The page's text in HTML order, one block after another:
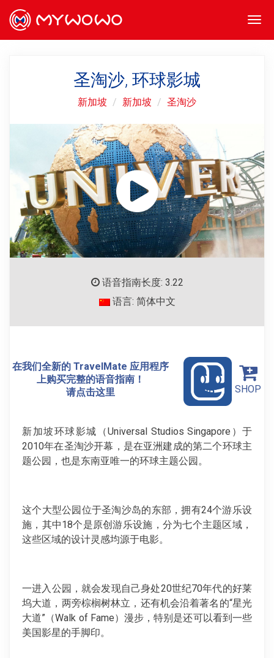
圣淘沙, 环球影城
新加坡 新加坡 圣淘沙
语音指南长度: 3.22
语言: 简体中文
在我们全新的 TravelMate 应用程序
上购买完整的语音指南！
请点击这里
SHOP
新加坡环球影城（Universal Studios Singapore）于
2010年在圣淘沙开幕，是在亚洲建成的第二个环球主
题公园，也是东南亚唯一的环球主题公园。
这个大型公园位于圣淘沙岛的东部，拥有24个游乐设
施，其中18个是原创游乐设施，分为七个主题区域，
这些区域的设计灵感均源于电影。
一进入公园，就会发现自己身处20世纪70年代的好莱
坞大道，两旁棕榈树林立，还有机会沿着著名的“星光
大道”（Walk of Fame）漫步，特别是还可以看到一些
美国影星的手脚印。